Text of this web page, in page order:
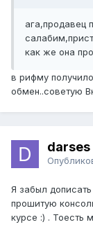
ага,продавец
как же она
в рифму
обмен..советую
darses
Я забыл
прошитую
курсе :) . Тоесть